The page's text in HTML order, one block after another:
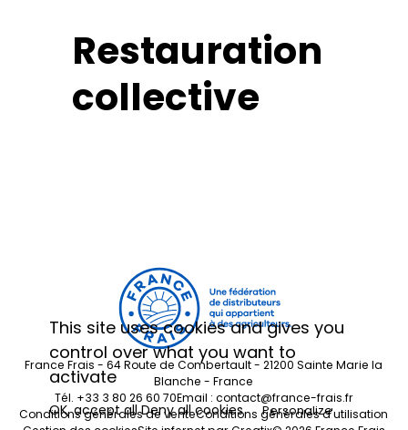
Restauration
collective
France Frais - 64 Route de Combertault - 21200 Sainte Marie la
Blanche - France
Tél. +33 3 80 26 60 70Email : contact@france-frais.fr
Conditions générales de venteConditions générales d'utilisation
Contact
France Frais Recrute
+33 3 80 26 60 70
contact@france-
Conditions générales de
vente
Conditions générales
d'utilisation
Gestion des cookies
Site infernet parCreatix
This site uses cookies and gives you
control over what you want to
activate
OK, accept all Deny all cookies
Personalize